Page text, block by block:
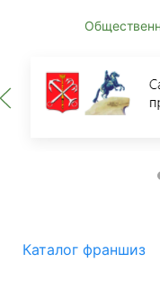
Каталог франшиз